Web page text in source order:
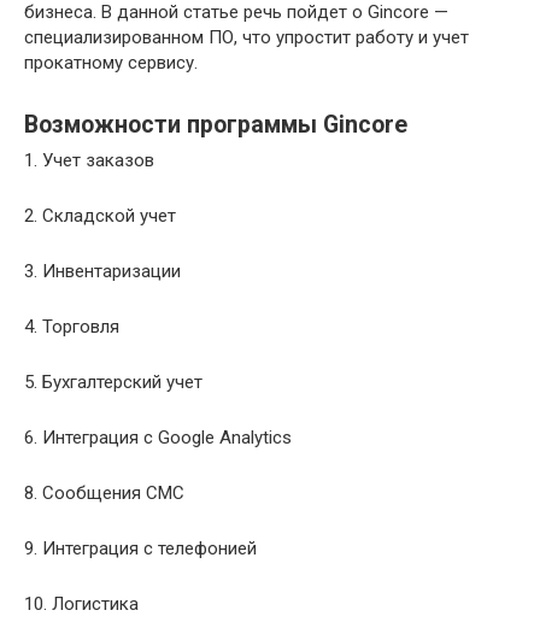
бизнеса. В данной статье речь пойдет о Gincore —
специализированном ПО, что упростит работу и учет
прокатному сервису.
Возможности программы Gincore
1. Учет заказов
2. Складской учет
3. Инвентаризации
4. Торговля
5. Бухгалтерский учет
6. Интеграция с Google Analytics
8. Сообщения СМС
9. Интеграция с телефонией
10. Логистика